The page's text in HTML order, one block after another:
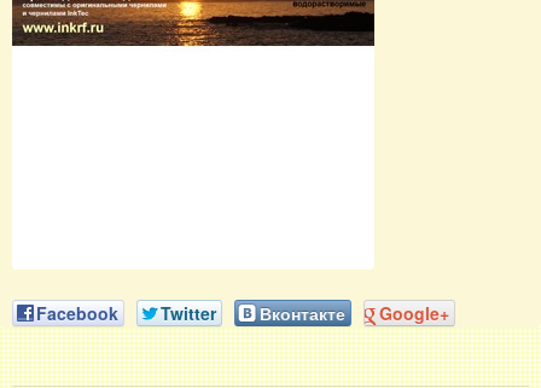
Facebook Twitter Вконтакте Google+